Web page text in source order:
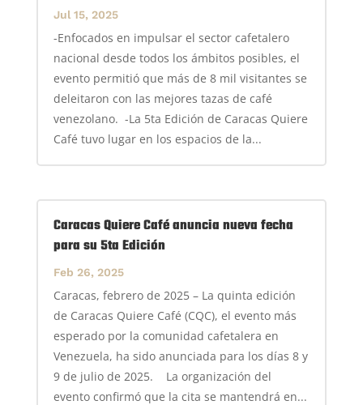
Jul 15, 2025
-Enfocados en impulsar el sector cafetalero
nacional desde todos los ámbitos posibles, el
evento permitió que más de 8 mil visitantes se
deleitaron con las mejores tazas de café
venezolano. -La 5ta Edición de Caracas Quiere
Café tuvo lugar en los espacios de la...
Caracas Quiere Café anuncia nueva fecha
para su 5ta Edición
Feb 26, 2025
Caracas, febrero de 2025 – La quinta edición
de Caracas Quiere Café (CQC), el evento más
esperado por la comunidad cafetalera en
Venezuela, ha sido anunciada para los días 8 y
9 de julio de 2025. La organización del
evento confirmó que la cita se mantendrá en...